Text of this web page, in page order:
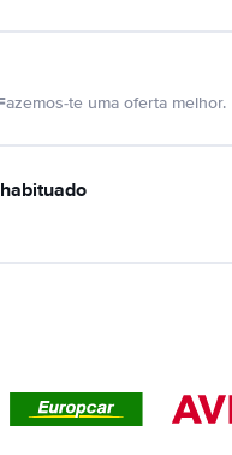
te uma oferta melhor.